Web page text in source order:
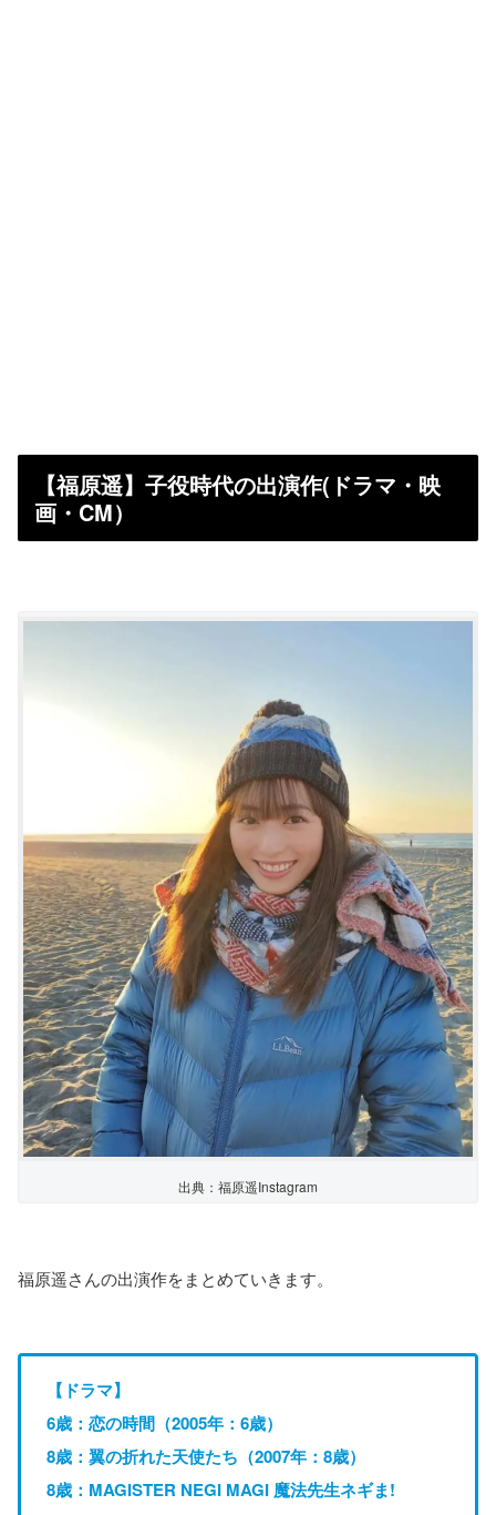
【福原遥】子役時代の出演作(ドラマ・映
画・CM）
出典：福原遥Instagram
福原遥さんの出演作をまとめていきます。
【ドラマ】
6歳：恋の時間（2005年：6歳）
8歳：翼の折れた天使たち（2007年：8歳）
8歳：MAGISTER NEGI MAGI 魔法先生ネギま!